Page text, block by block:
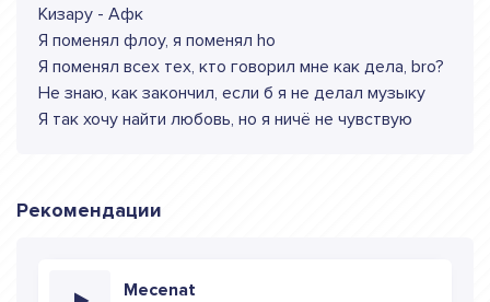
Кизару - Афк
Я поменял флоу, я поменял ho
Я поменял всех тех, кто говорил мне как дела, bro?
Не знаю, как закончил, если б я не делал музыку
Я так хочу найти любовь, но я ничё не чувствую
Рекомендации
Mecenat